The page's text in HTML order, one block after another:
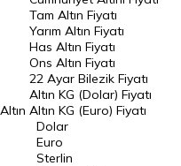
DÖVİZ
Döviz Kuru
Dolar Kuru
Euro Kuru
Pound Kuru
Altın
Tam Altın Fiyatı
Yarım Altın Fiyatı
Has Altın Fiyatı
Ons Altın Fiyatı
22 Ayar Bilezik Fiyatı
Altın KG (Dolar) Fiyatı
Altın KG (Euro) Fiyatı
Dolar
Euro
Sterlin